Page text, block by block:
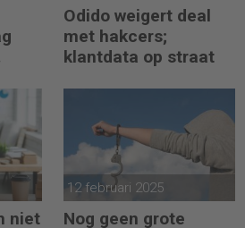
Odido weigert deal
met hakcers;
klantdata op straat
niet
12 februari 2025
Nog geen grote